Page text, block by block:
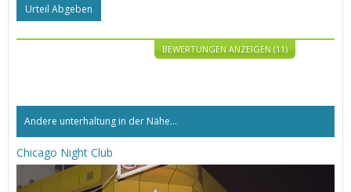
Urteil Abgeben
BEWERTUNGEN ANZEIGEN (11)
Andere unterhaltung in der Nähe...
Chicago Night Club